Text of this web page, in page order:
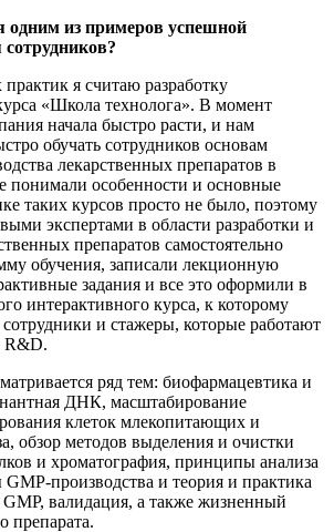
одним из примеров успешной
я считаю разработку
«Школа технолога». В момент
начала быстро расти, и нам
обучать сотрудников основам
лекарственных препаратов в
понимали особенности и основные
таких курсов просто не было, поэтому
экспертами в области разработки и
препаратов самостоятельно
обучения, записали лекционную
задания и все это оформили в
интерактивного курса, к которому
и стажеры, которые работают
R&D.
ряд тем: биофармацевтика и
ДНК, масштабирование
клеток млекопитающих и
обзор методов выделения и очистки
и хроматография, принципы анализа
производства и теория и практика
валидация, а также жизненный
препарата.